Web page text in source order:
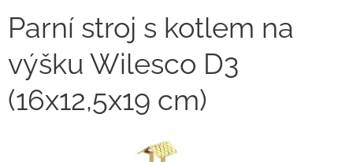
Parní stroj s kotlem na
výšku Wilesco D3
(16x12,5x19 cm)